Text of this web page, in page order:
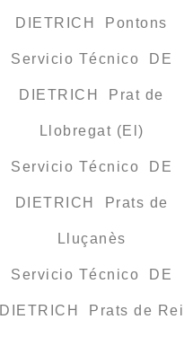
DIETRICH Pontons
Servicio Técnico DE
DIETRICH Prat de
Llobregat (El)
Servicio Técnico DE
DIETRICH Prats de
Lluçanès
Servicio Técnico DE
DIETRICH Prats de Rei